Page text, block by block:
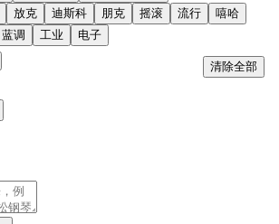
放克 迪斯科 朋克 摇滚 流行
嘻哈
蓝调 工业 电子
清除全部